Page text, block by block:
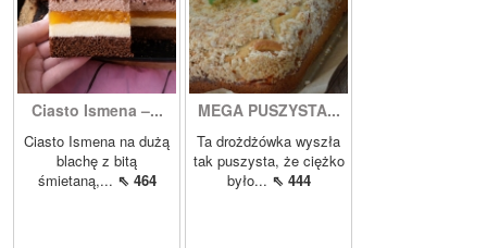
Ciasto Ismena –...
Ciasto Ismena na dużą
blachę z bitą
śmietaną,... ⇖ 464
MEGA PUSZYSTA...
Ta drożdżówka wyszła
tak puszysta, że ciężko
było... ⇖ 444